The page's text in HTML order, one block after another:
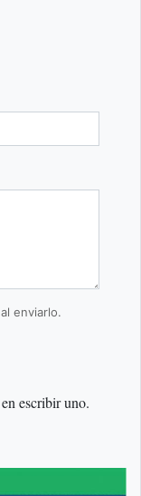
enviarlo.
escribir uno.